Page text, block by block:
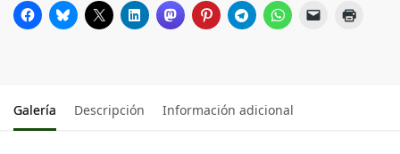
Galería Descripción Información adicional